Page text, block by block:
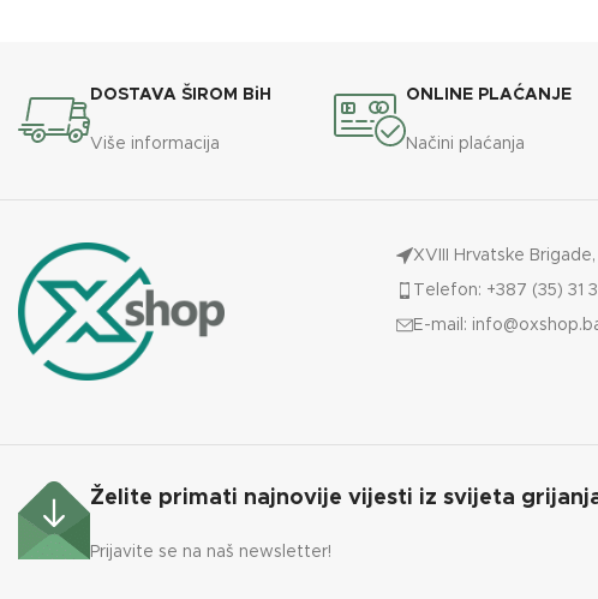
DOSTAVA ŠIROM BiH
Više informacija
ONLINE PLAĆANJE
Načini plaćanja
XVIII Hrvatske
Telefon: +387 (35) 31
E-mail:
Želite primati najnovije vijesti iz svijeta
Prijavite se na naš newsletter!